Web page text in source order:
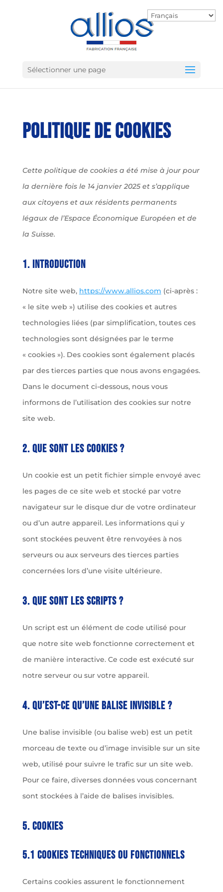
Sélectionner une page
Politique de cookies
Cette politique de cookies a été mise à jour pour
la dernière fois le 14 janvier 2025 et s’applique
aux citoyens et aux résidents permanents
légaux de l’Espace Économique Européen et de
la Suisse.
1. Introduction
Notre site web, https://www.allios.com (ci-après :
« le site web ») utilise des cookies et autres
technologies liées (par simplification, toutes ces
technologies sont désignées par le terme
« cookies »). Des cookies sont également placés
par des tierces parties que nous avons engagées.
Dans le document ci-dessous, nous vous
informons de l’utilisation des cookies sur notre
site web.
2. Que sont les cookies ?
Un cookie est un petit fichier simple envoyé avec
les pages de ce site web et stocké par votre
navigateur sur le disque dur de votre ordinateur
ou d’un autre appareil. Les informations qui y
sont stockées peuvent être renvoyées à nos
serveurs ou aux serveurs des tierces parties
concernées lors d’une visite ultérieure.
3. Que sont les scripts ?
Un script est un élément de code utilisé pour
que notre site web fonctionne correctement et
de manière interactive. Ce code est exécuté sur
notre serveur ou sur votre appareil.
4. Qu’est-ce qu’une balise invisible ?
Une balise invisible (ou balise web) est un petit
morceau de texte ou d’image invisible sur un site
web, utilisé pour suivre le trafic sur un site web.
Pour ce faire, diverses données vous concernant
sont stockées à l’aide de balises invisibles.
5. Cookies
5.1 Cookies techniques ou fonctionnels
Certains cookies assurent le fonctionnement